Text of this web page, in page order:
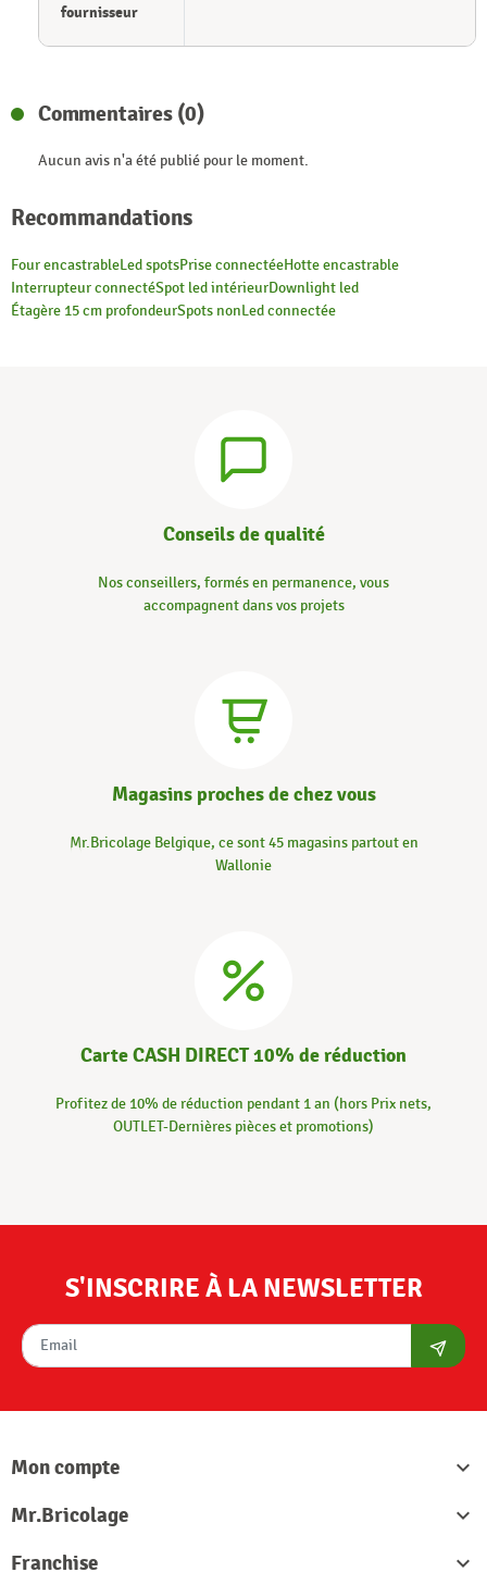
fournisseur
Commentaires (0)
Aucun avis n'a été publié pour le moment.
Recommandations
Four encastrableLed spotsPrise connectéeHotte encastrable
Interrupteur connectéSpot led intérieurDownlight led
Étagère 15 cm profondeurSpots nonLed connectée
Conseils de qualité
Nos conseillers, formés en permanence, vous
accompagnent dans vos projets
Magasins proches de chez vous
Mr.Bricolage Belgique, ce sont 45 magasins partout en
Wallonie
Carte CASH DIRECT 10% de réduction
Profitez de 10% de réduction pendant 1 an (hors Prix nets,
OUTLET-Dernières pièces et promotions)
S'INSCRIRE À LA NEWSLETTER
Mon compte

Mr.Bricolage

Franchise
